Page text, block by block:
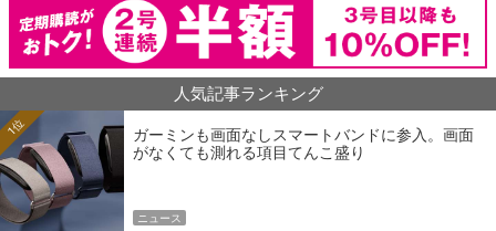
人気記事ランキング
ガーミンも画面なしスマートバンドに参入。画面
がなくても測れる項目てんこ盛り
1位
ニュース